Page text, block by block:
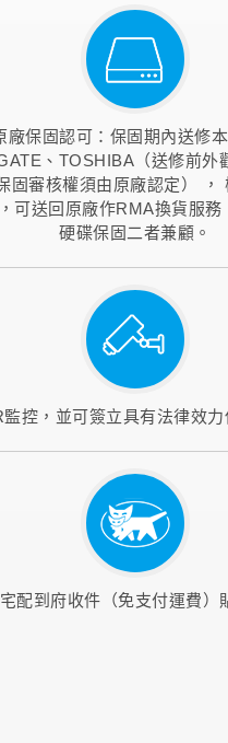
廠保固認可：保固期內送修
、TOSHIBA（送修前外
固審核權須由原廠認定） ，
可送回原廠作RMA換貨服務
硬碟保固二者兼顧。
監控，並可簽立具有法律效力
配到府收件（免支付運費）